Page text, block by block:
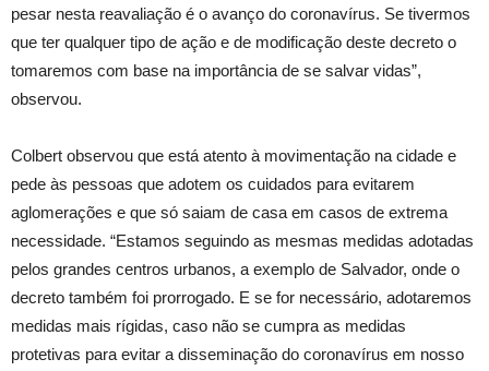
pesar nesta reavaliação é o avanço do coronavírus. Se tivermos
que ter qualquer tipo de ação e de modificação deste decreto o
tomaremos com base na importância de se salvar vidas”,
observou.
Colbert observou que está atento à movimentação na cidade e
pede às pessoas que adotem os cuidados para evitarem
aglomerações e que só saiam de casa em casos de extrema
necessidade. “Estamos seguindo as mesmas medidas adotadas
pelos grandes centros urbanos, a exemplo de Salvador, onde o
decreto também foi prorrogado. E se for necessário, adotaremos
medidas mais rígidas, caso não se cumpra as medidas
protetivas para evitar a disseminação do coronavírus em nosso